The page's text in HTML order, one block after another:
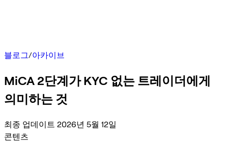
블로그/아카이브
MiCA 2단계가 KYC 없는 트레이더에게
의미하는 것
최종 업데이트 2026년 5월 12일
콘텐츠